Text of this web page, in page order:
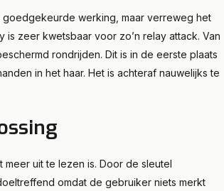
goedgekeurde werking, maar verreweg het
zeer kwetsbaar voor zo’n relay attack. Van
rondrijden. Dit is in de eerste plaats
in het haar. Het is achteraf nauwelijks te
uit te lezen is. Door de sleutel
omdat de gebruiker niets merkt